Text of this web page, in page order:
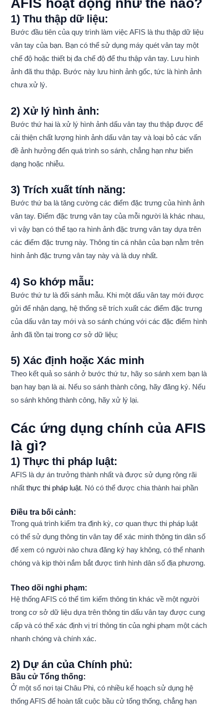
AFIS hoạt động như thế nào?
1) Thu thập dữ liệu:
Bước đầu tiên của quy trình làm việc AFIS là thu thập dữ liệu
vân tay của bạn. Bạn có thể sử dụng máy quét vân tay một
chế độ hoặc thiết bị đa chế độ để thu thập vân tay. Lưu hình
ảnh đã thu thập. Bước này lưu hình ảnh gốc, tức là hình ảnh
chưa xử lý.
2) Xử lý hình ảnh:
Bước thứ hai là xử lý hình ảnh dấu vân tay thu thập được để
cải thiện chất lượng hình ảnh dấu vân tay và loại bỏ các vấn
đề ảnh hưởng đến quá trình so sánh, chẳng hạn như biến
dạng hoặc nhiễu.
3) Trích xuất tính năng:
Bước thứ ba là tăng cường các điểm đặc trưng của hình ảnh
vân tay. Điểm đặc trưng vân tay của mỗi người là khác nhau,
vì vậy bạn có thể tạo ra hình ảnh đặc trưng vân tay dựa trên
các điểm đặc trưng này. Thông tin cá nhân của bạn nằm trên
hình ảnh đặc trưng vân tay này và là duy nhất.
4) So khớp mẫu:
Bước thứ tư là đối sánh mẫu. Khi một dấu vân tay mới được
gửi để nhận dạng, hệ thống sẽ trích xuất các điểm đặc trưng
của dấu vân tay mới và so sánh chúng với các đặc điểm hình
ảnh đã tồn tại trong cơ sở dữ liệu;
5) Xác định hoặc Xác minh
Theo kết quả so sánh ở bước thứ tư, hãy so sánh xem bạn là
bạn hay bạn là ai. Nếu so sánh thành công, hãy đăng ký. Nếu
so sánh không thành công, hãy xử lý lại.
Các ứng dụng chính của AFIS
là gì?
1) Thực thi pháp luật:
AFIS là dự án trưởng thành nhất và được sử dụng rộng rãi
nhất thực thi pháp luật. Nó có thể được chia thành hai phần
Điều tra bối cảnh:
Trong quá trình kiểm tra định kỳ, cơ quan thực thi pháp luật
có thể sử dụng thông tin vân tay để xác minh thông tin dân số
để xem có người nào chưa đăng ký hay không, có thể nhanh
chóng và kịp thời nắm bắt được tình hình dân số địa phương.
Theo dõi nghi phạm:
Hệ thống AFIS có thể tìm kiếm thông tin khác về một người
trong cơ sở dữ liệu dựa trên thông tin dấu vân tay được cung
cấp và có thể xác định vị trí thông tin của nghi phạm một cách
nhanh chóng và chính xác.
2) Dự án của Chính phủ:
Bầu cử Tổng thống:
Ở một số nơi tại Châu Phi, có nhiều kế hoạch sử dụng hệ
thống AFIS để hoàn tất cuộc bầu cử tổng thống, chẳng hạn